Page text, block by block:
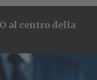
al centro della